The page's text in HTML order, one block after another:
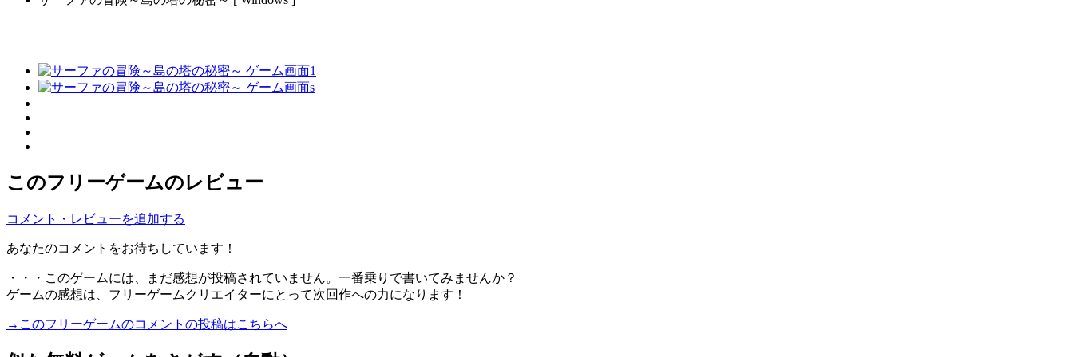
このフリーゲームのレビュー
コメント・レビューを追加する
あなたのコメントをお待ちしています！
・・・このゲームには、まだ感想が投稿されていません。一番乗りで書いてみませんか？
ゲームの感想は、フリーゲームクリエイターにとって次回作への力になります！
→このフリーゲームのコメントの投稿はこちらへ